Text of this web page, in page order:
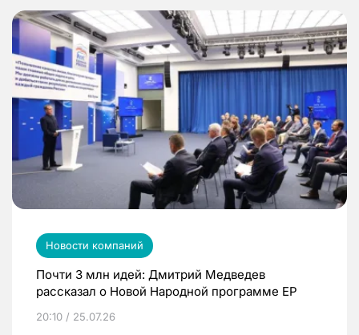
Новости компаний
Почти 3 млн идей: Дмитрий Медведев
рассказал о Новой Народной программе ЕР
20:10 / 25.07.26